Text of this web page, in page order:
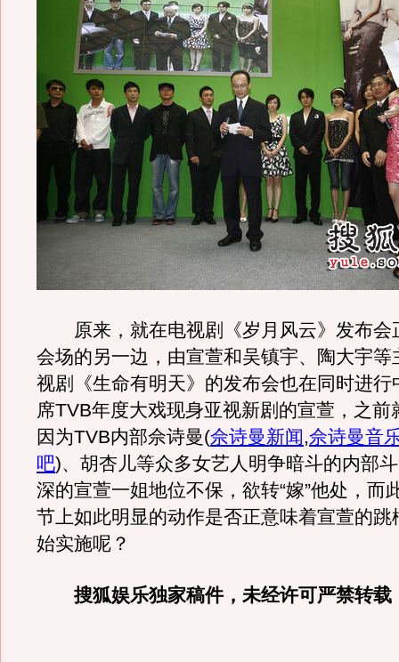
原来，就在电视剧《岁月风云》发布会
会场的另一边，由宣萱和吴镇宇、陶大宇等
视剧《生命有明天》的发布会也在同时进行
席TVB年度大戏现身亚视新剧的宣萱，之前
因为TVB内部佘诗曼(佘诗曼新闻,佘诗曼音
吧)、胡杏儿等众多女艺人明争暗斗的内部
深的宣萱一姐地位不保，欲转“嫁”他处，而
节上如此明显的动作是否正意味着宣萱的跳
始实施呢？
搜狐娱乐独家稿件，未经许可严禁转载